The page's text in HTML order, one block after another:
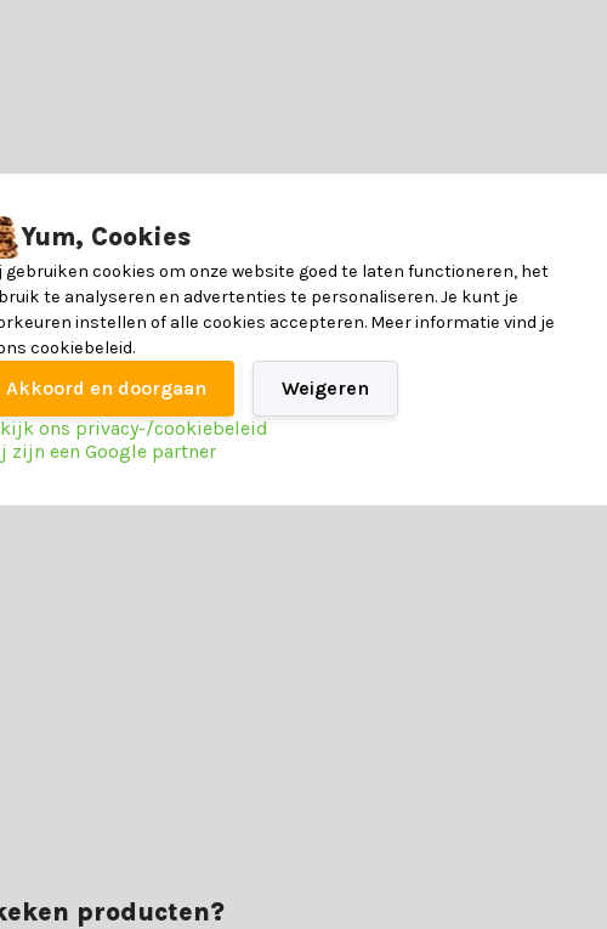
wij altijd goed in te lezen op het gebied van materiaal. Bekijk daarom ook
van de juiste keuze. Neem contact op met onze klantenservice als je
Polystone en hardhout
240 x 120 x 77 cm
Touw en hardhout
producten?
Yum, Cookies
gebruiken cookies om onze website goed te laten functioneren, het
te analyseren en advertenties te personaliseren. Je kunt je
instellen of alle cookies accepteren. Meer informatie vind je
cookiebeleid.
Akkoord en doorgaan
Weigeren
ons privacy-/cookiebeleid
zijn een Google partner